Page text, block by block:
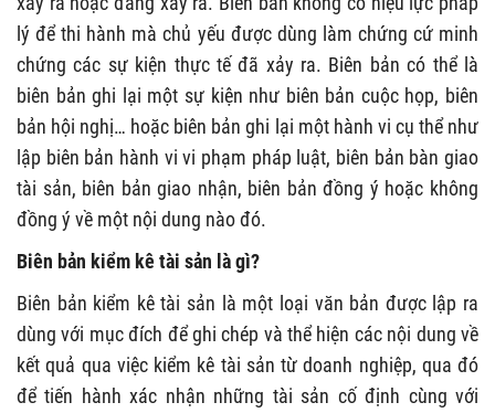
lý để thi hành mà chủ yếu được dùng làm chứng cứ minh
chứng các sự kiện thực tế đã xảy ra. Biên bản có thể là
biên bản ghi lại một sự kiện như biên bản cuộc họp, biên
bản hội nghị… hoặc biên bản ghi lại một hành vi cụ thể như
lập biên bản hành vi vi phạm pháp luật, biên bản bàn giao
tài sản, biên bản giao nhận, biên bản đồng ý hoặc không
đồng ý về một nội dung nào đó.
Biên bản kiểm kê tài sản là gì?
Biên bản kiểm kê tài sản là một loại văn bản được lập ra
dùng với mục đích để ghi chép và thể hiện các nội dung về
kết quả qua việc kiểm kê tài sản từ doanh nghiệp, qua đó
để tiến hành xác nhận những tài sản cố định cùng với